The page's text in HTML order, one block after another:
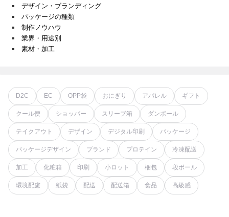
デザイン・ブランディング
パッケージの種類
制作ノウハウ
業界・用途別
素材・加工
D2C EC OPP袋 おにぎり アパレル ギフト
クール便 ショッパー スリーブ箱 ダンボール
テイクアウト デザイン デジタル印刷 パッケージ
パッケージデザイン ブランド プロテイン 冷凍配送
加工 化粧箱 印刷 小ロット 梱包 段ボール
環境配慮 紙袋 配送 配送箱 食品 高級感